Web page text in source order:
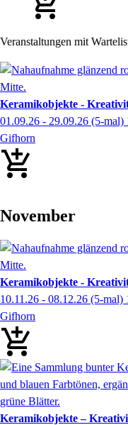
Veranstaltungen mit
Keramikobjekte -
01.09.26 - 29.09.26 (5-mal)
Gifhorn
November
Keramikobjekte -
10.11.26 - 08.12.26 (5-mal)
Gifhorn
Keramikobjekte –